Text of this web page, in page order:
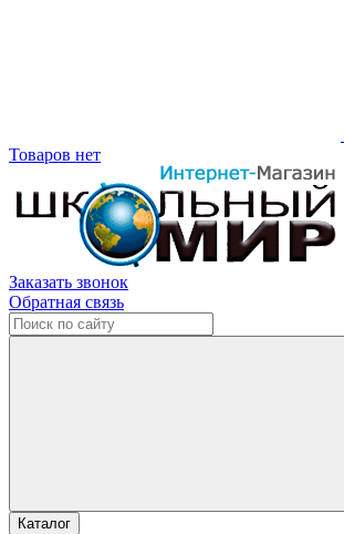
Товаров нет
Заказать звонок
Обратная связь
Каталог